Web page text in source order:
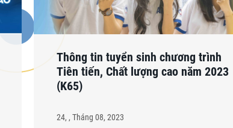
Thông tin tuyển sinh chương trình
Tiên tiến, Chất lượng cao năm 2023
(K65)
24, , Tháng 08, 2023